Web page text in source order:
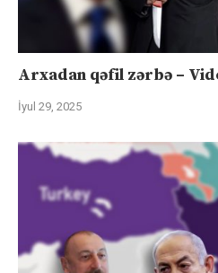
Arxadan qəfil zərbə –
İyul 29, 2025